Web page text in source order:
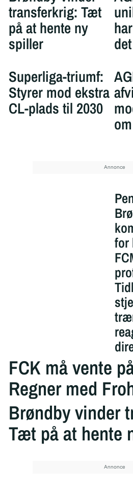
transferkrig: Tæt
på at hente ny
spiller
det
Superliga-triumf:
Styrer mod ekstra
CL-plads til 2030
for
FCK må vente
Regner med
Brøndby vinder
Tæt på at hente